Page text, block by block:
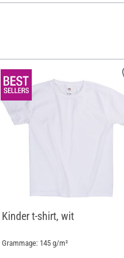
Kinder t-shirt, wit
Grammage: 145 g/m²